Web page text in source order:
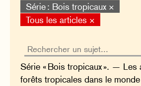
Série : Bois tropicaux ×
Tous les articles ×
Série « Bois tropicaux ». — Les
forêts tropicales dans le monde